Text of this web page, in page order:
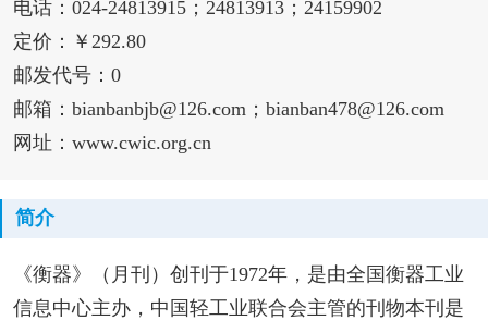
电话：024-24813915；24813913；24159902
定价：￥292.80
邮发代号：0
邮箱：bianbanbjb@126.com；bianban478@126.com
网址：www.cwic.org.cn
简介
《衡器》（月刊）创刊于1972年，是由全国衡器工业
信息中心主办，中国轻工业联合会主管的刊物本刊是